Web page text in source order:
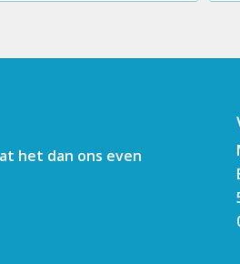
het dan ons even